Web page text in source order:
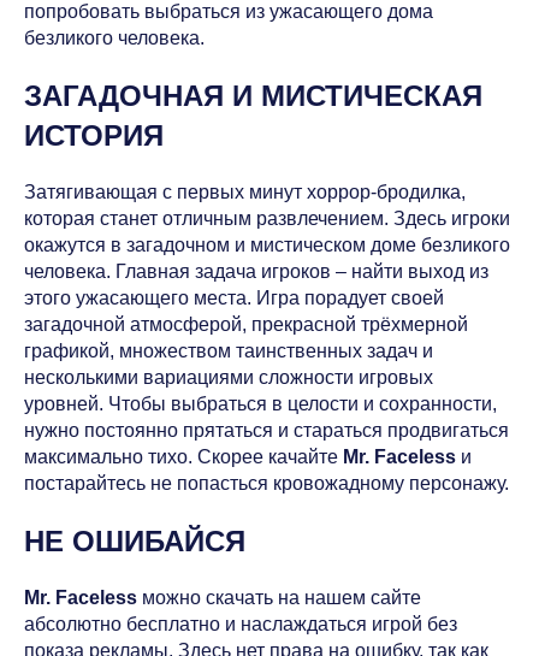
попробовать выбраться из ужасающего дома
безликого человека.
ЗАГАДОЧНАЯ И МИСТИЧЕСКАЯ
ИСТОРИЯ
Затягивающая с первых минут хоррор-бродилка,
которая станет отличным развлечением. Здесь игроки
окажутся в загадочном и мистическом доме безликого
человека. Главная задача игроков – найти выход из
этого ужасающего места. Игра порадует своей
загадочной атмосферой, прекрасной трёхмерной
графикой, множеством таинственных задач и
несколькими вариациями сложности игровых
уровней. Чтобы выбраться в целости и сохранности,
нужно постоянно прятаться и стараться продвигаться
максимально тихо. Скорее качайте Mr. Faceless и
постарайтесь не попасться кровожадному персонажу.
НЕ ОШИБАЙСЯ
Mr. Faceless можно скачать на нашем сайте
абсолютно бесплатно и наслаждаться игрой без
показа рекламы. Здесь нет права на ошибку, так как